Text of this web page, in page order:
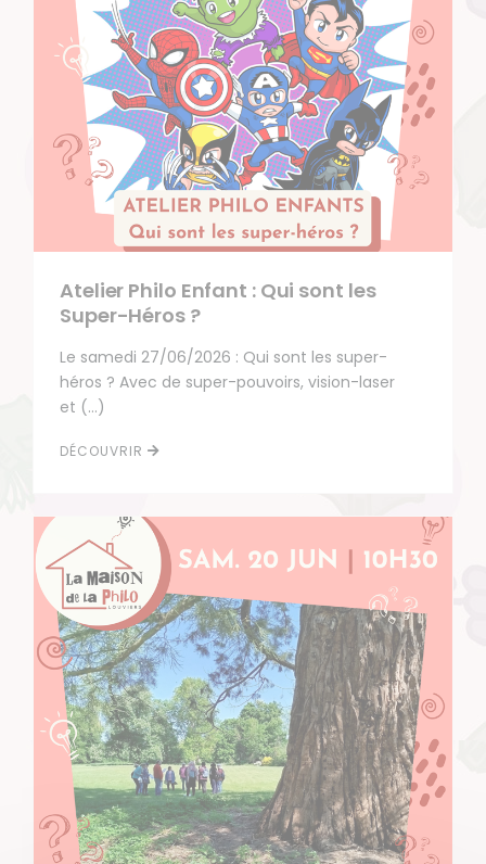
Atelier Philo Enfant : Qui sont les
Super-Héros ?
Le samedi 27/06/2026 : Qui sont les super-
héros ? Avec de super-pouvoirs, vision-laser
et (…)
DÉCOUVRIR